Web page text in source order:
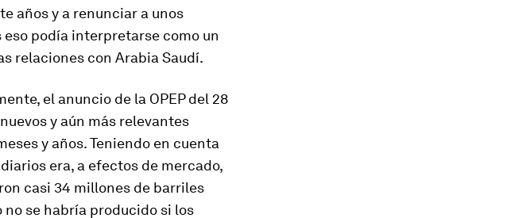
años y a renunciar a unos
podía interpretarse como un
relaciones con Arabia Saudí.
el anuncio de la OPEP del 28
y aún más relevantes
y años. Teniendo en cuenta
era, a efectos de mercado,
casi 34 millones de barriles
se habría producido si los